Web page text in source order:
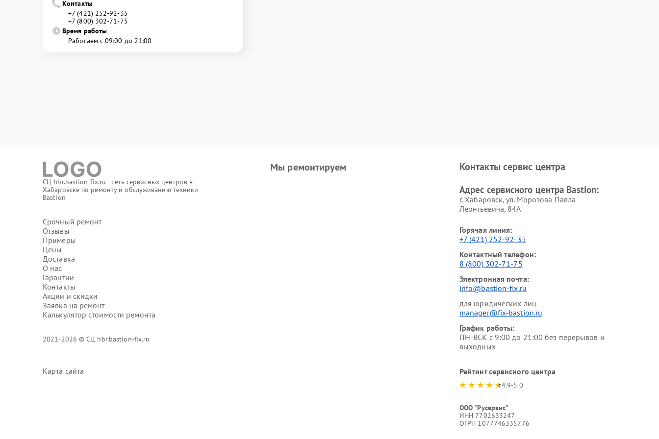
Контакты
+7 (421) 252-92-35
+7 (800) 302-71-75
Время работы
Работаем с 09:00 до 21:00
СЦ hbr.bastion-fix.ru - сеть сервисных центров в
Хабаровске по ремонту и обслуживанию техники
Bastion
Срочный ремонт
Отзывы
Примеры
Цены
Доставка
О нас
Гарантии
Контакты
Акции и скидки
Заявка на ремонт
Калькулятор стоимости ремонта
2021-2026 © СЦ hbr.bastion-fix.ru
Карта сайта
Мы ремонтируем Контакты сервис центра
Адрес сервисного центра Bastion:
г. Хабаровск, ул. Морозова Павла
Леонтьевича, 84А
Горячая линия:
+7 (421) 252-92-35
Контактный телефон:
8 (800) 302-71-75
Электронная почта:
info@bastion-fix.ru
для юридических лиц
manager@fix-bastion.ru
График работы:
ПН-ВСК с 9:00 до 21:00 без перерывов и
выходных
Рейтинг сервисного центра
4.9-5.0
ООО "Русервис"
ИНН 7702633247
ОГРН 1077746335776